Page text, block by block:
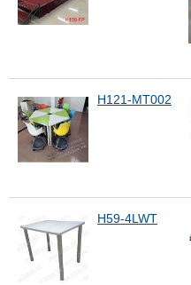
H121-MT002
H59-4LWT